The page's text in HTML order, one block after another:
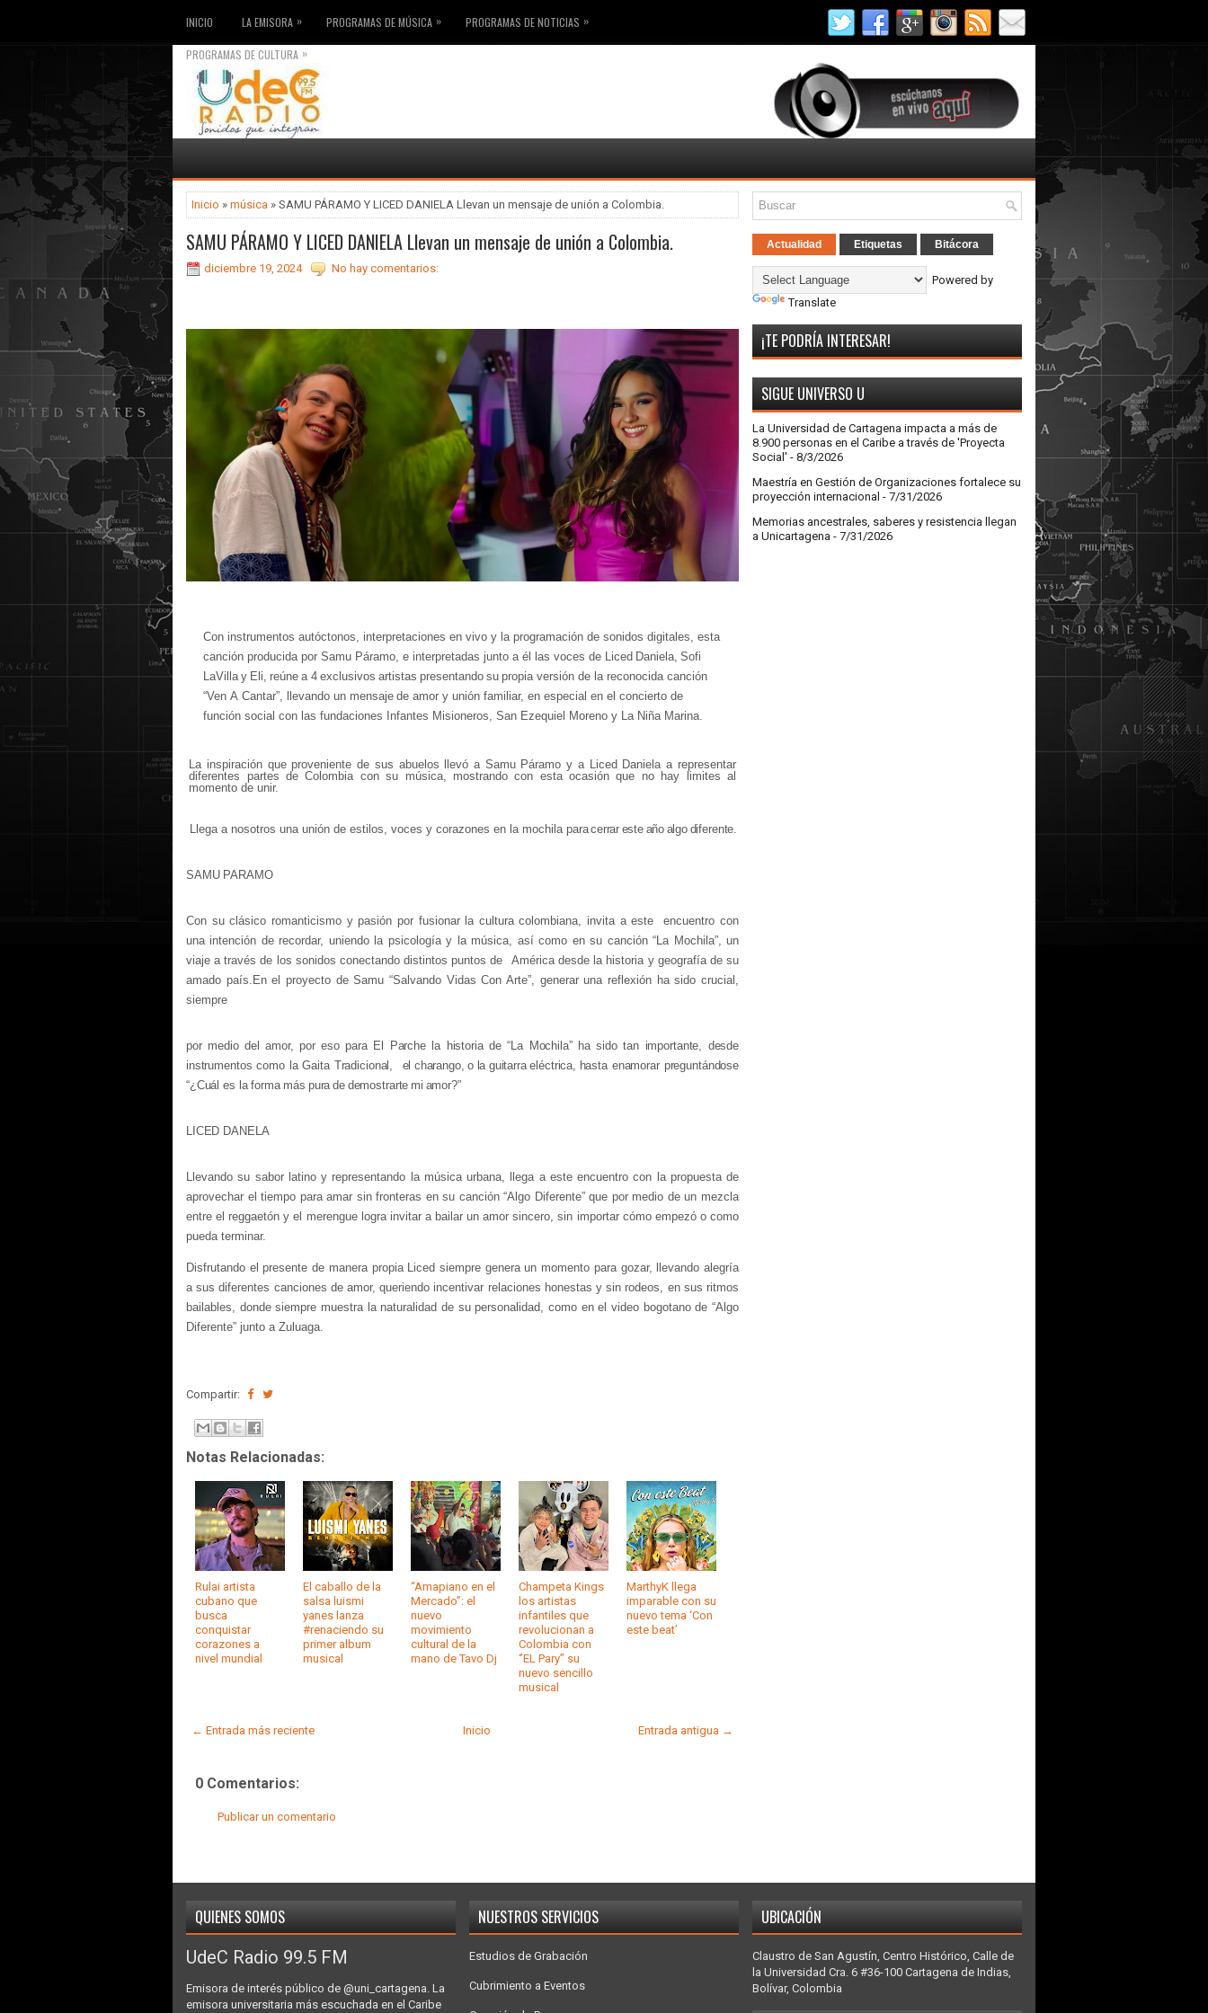
INICIO LA EMISORA » PROGRAMAS DE MÚSICA » PROGRAMAS DE NOTICIAS »
PROGRAMAS DE CULTURA »
Inicio » música » SAMU PÁRAMO Y LICED DANIELA Llevan un mensaje de unión a Colombia.
SAMU PÁRAMO Y LICED DANIELA Llevan un mensaje de unión a Colombia.
diciembre 19, 2024 No hay comentarios:
Con instrumentos autóctonos, interpretaciones en vivo y la programación de sonidos digitales, esta
canción producida por Samu Páramo, e interpretadas junto a él las voces de
Liced Daniela, Sofi
LaVilla y Eli, reúne a 4 exclusivos artistas presentando su propiaversión de la reconocida canción
“Ven A Cantar”, llevando un mensaje de amor y uniónfamiliar, en especial en el concierto de
función social con las fundaciones Infantes Misioneros, San Ezequiel Moreno y La Niña Marina.
La inspiración que proveniente de sus abuelos llevó a Samu Páramo y a Liced Daniela a representar
diferentes partes de Colombia con su música, mostrando con esta ocasión que no hay limites al
momento de unir.
Llega a nosotros una unión de estilos, voces y corazones en la mochila paracerrar este año algo diferente.
SAMU PARAMO
Con su clásico romanticismo y pasión por fusionar la cultura colombiana, invita a este encuentro con
una intención de recordar, uniendo la psicologíay la música, así como en su canción “La Mochila”, un
viaje a través de los sonidos conectando distintos puntos de
América desde la historia y geografía de su
amado país. En el proyecto de Samu “Salvando Vidas Con Arte”, generaruna reflexión ha sido crucial,
siempre
por medio del amor, por eso para El Parche la historia de “La Mochila” ha sido tan importante, desde
instrumentos como la Gaita Tradicional,
el charango, o la guitarra eléctrica, hasta enamorar preguntándose
“¿Cuál es la formamás pura de demostrarte mi amor?”
LICED DANELA
Llevando su sabor latino y representando la música urbana, llega a este encuentro con lapropuesta de
aprovechar el tiempo para amar sin fronteras ensu canción “Algo Diferente” que por medio de un mezcla
entre el reggaetón y el merengue logra invitar a bailar un amor sincero, sin importar cómo empezó o como
pueda terminar.
Disfrutando el presente de manera propia Liced siempre genera un momento para gozar, llevando alegría
a sus diferentes canciones de amor, queriendo incentivar relaciones honestas y sin rodeos, en sus ritmos
bailables, donde siempre muestra la naturalidad de su personalidad, como en el video bogotano de “Algo
Diferente” junto a Zuluaga.
Compartir:
Notas Relacionadas:
Rulai artista
cubano que
busca
conquistar
corazones a
nivel mundial
El caballo de la
salsa luismi
yanes lanza
#renaciendo su
primer album
musical
“Amapiano en el
Mercado”: el
nuevo
movimiento
cultural de la
mano de Tavo Dj
Champeta Kings
los artistas
infantiles que
revolucionan a
Colombia con
‘’EL Pary’’ su
nuevo sencillo
musical
MarthyK llega
imparable con su
nuevo tema ‘Con
este beat’
← Entrada más reciente Entrada antigua →
Inicio
0 Comentarios:
Publicar un comentario
Actualidad Etiquetas Bitácora
Powered by
Translate
¡TE PODRÍA INTERESAR!
SIGUE UNIVERSO U
La Universidad de Cartagena impacta a más de
8.900 personas en el Caribe a través de 'Proyecta
Social' - 8/3/2026
Maestría en Gestión de Organizaciones fortalece su
proyección internacional - 7/31/2026
Memorias ancestrales, saberes y resistencia llegan
a Unicartagena - 7/31/2026
QUIENES SOMOS
UdeC Radio 99.5 FM
Emisora de interés público de @uni_cartagena. La
emisora universitaria más escuchada en el Caribe
NUESTROS SERVICIOS
Estudios de Grabación
Cubrimiento a Eventos
UBICACIÓN
Claustro de San Agustín, Centro Histórico, Calle de
la Universidad Cra. 6 #36-100 Cartagena de Indias,
Bolívar, Colombia